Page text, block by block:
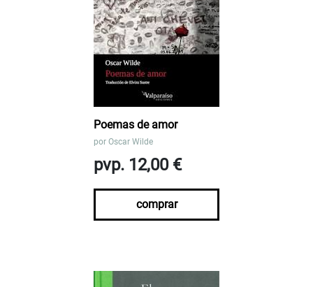
Poemas de amor
por Oscar Wilde
pvp. 12,00 €
comprar